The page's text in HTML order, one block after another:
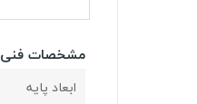
مشخصات فنی
ابعاد پایه